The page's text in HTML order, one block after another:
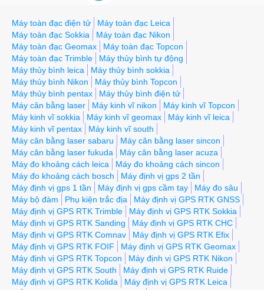
Máy toàn đạc điện tử
Máy toàn đạc Leica
Máy toàn đạc Sokkia
Máy toàn đạc Nikon
Máy toàn đạc Geomax
Máy toàn đạc Topcon
Máy toàn đạc Trimble
Máy thủy bình tự động
Máy thủy bình leica
Máy thủy bình sokkia
Máy thủy bình Nikon
Máy thủy bình Topcon
Máy thủy bình pentax
Máy thủy bình điện tử
Máy cân bằng laser
Máy kinh vĩ nikon
Máy kinh vĩ Topcon
Máy kinh vĩ sokkia
Máy kinh vĩ geomax
Máy kinh vĩ leica
Máy kinh vĩ pentax
Máy kinh vĩ south
Máy cân bằng laser sabaru
Máy cân bằng laser sincon
Máy cân bằng laser fukuda
Máy cân bằng laser acuza
Máy đo khoảng cách leica
Máy đo khoảng cách sincon
Máy đo khoảng cách bosch
Máy định vị gps 2 tần
Máy định vị gps 1 tần
Máy định vị gps cầm tay
Máy đo sâu
Máy bộ đàm
Phụ kiện trắc địa
Máy định vị GPS RTK GNSS
Máy định vị GPS RTK Trimble
Máy định vị GPS RTK Sokkia
Máy định vị GPS RTK Sanding
Máy định vị GPS RTK CHC
Máy định vị GPS RTK Comnav
Máy định vị GPS RTK Efix
Máy định vị GPS RTK FOIF
Máy định vị GPS RTK Geomax
Máy định vị GPS RTK Topcon
Máy định vị GPS RTK Nikon
Máy định vị GPS RTK South
Máy định vị GPS RTK Ruide
Máy định vị GPS RTK Kolida
Máy định vị GPS RTK Leica